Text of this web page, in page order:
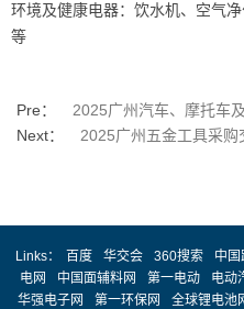
环境及健康电器：饮水机、空气
等
Pre：
2025广州汽车、摩托车
Next：
2025广州五金工具采购
Links： 百度 华交会 360搜索 中
电网
中国面辅料网 第一电动 电动
华强电子网
第一环保网 全球锂电池